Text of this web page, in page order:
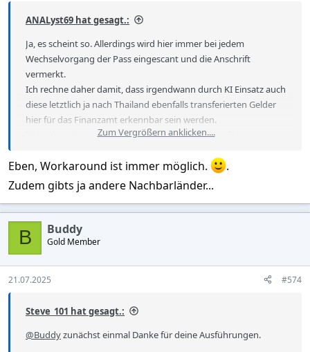
ANALyst69 hat gesagt.:
Ja, es scheint so. Allerdings wird hier immer bei jedem
Wechselvorgang der Pass eingescant und die Anschrift
vermerkt.
Ich rechne daher damit, dass irgendwann durch KI Einsatz auch
diese letztlich ja nach Thailand ebenfalls transferierten Gelder
hier für das Finanzamt erkennbar sein werden.
Daher lass ich vorsorglich meine Euros grundsätzlich immer
Zum Vergrößern anklicken....
Eben, Workaround ist immer möglich.
.
Zudem gibts ja andere Nachbarländer...
B Buddy
Gold Member
21.07.2025 #574
Steve_101 hat gesagt.:
@Buddyzunächst einmal Danke für deine Ausführungen.